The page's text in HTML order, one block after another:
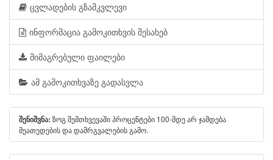
ცვლადების გზამკვლევი
ინფორმაცია გამოკითხვის შესახებ
მიმაგრებული ფაილები
ამ გამოკითხვაზე გადასვლა
შენიშვნა: ზოგ შემთხვევაში პროცენტები 100-მდე არ ჯამდება
მეათედების და დამრგვალების გამო.